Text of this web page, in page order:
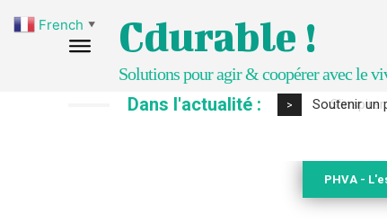
Cdurable !
Solutions pour agir & coopérer avec le
Dans l'actualité : > S’inspirer
PHVA -
French ▼